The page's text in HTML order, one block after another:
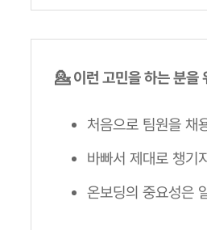
💁 이런 고민을 하는 분을
처음으로 팀원을 채
바빠서 제대로 챙기
온보딩의 중요성은